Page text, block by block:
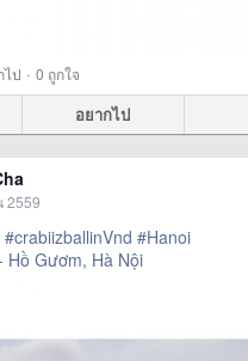
ไป · 0 ถูกใจ
อยากไป
2559
#crabiizballinVnd #Hanoi
Hồ Gươm, Hà Nội